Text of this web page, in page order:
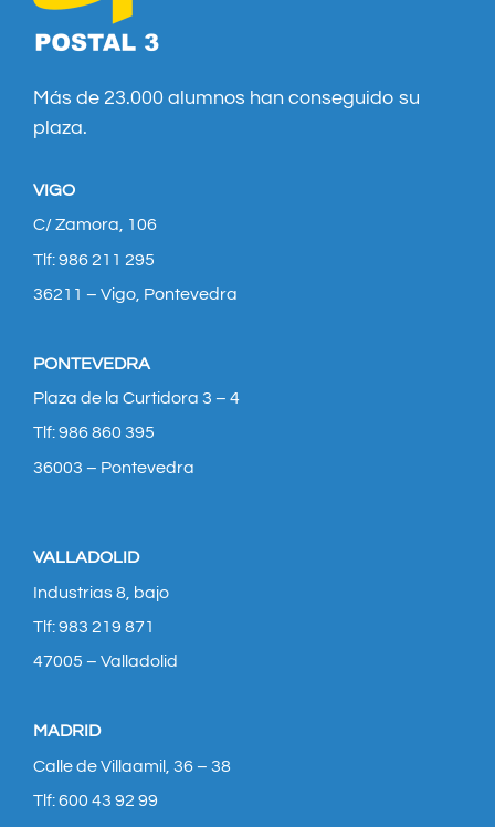
Más de 23.000 alumnos han conseguido su
plaza.
VIGO
C/ Zamora, 106
Tlf: 986 211 295
36211 – Vigo, Pontevedra
PONTEVEDRA
Plaza de la Curtidora 3 – 4
Tlf: 986 860 395
36003 – Pontevedra
VALLADOLID
Industrias 8, bajo
Tlf: 983 219 871
47005 – Valladolid
MADRID
Calle de Villaamil, 36 – 38
Tlf: 600 43 92 99